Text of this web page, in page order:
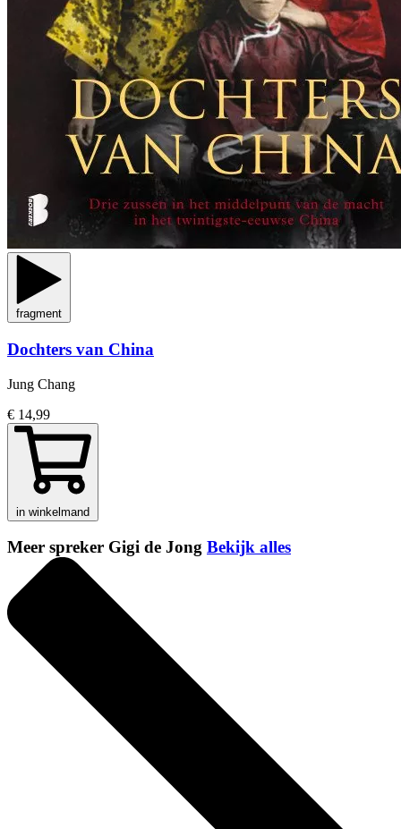
fragment
Dochters van China
Jung Chang
€ 14,99
in winkelmand
Meer spreker Gigi de Jong Bekijk alles